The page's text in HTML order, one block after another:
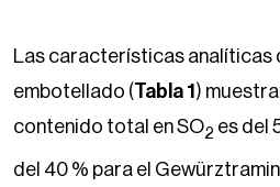
Las características analíticas
embotellado (Tabla 1 )
contenido total en SO2 es del
del 40 % para el